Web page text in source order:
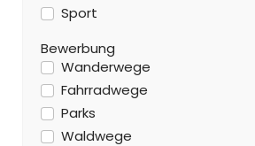
Sport
Bewerbung
Wanderwege
Fahrradwege
Parks
Waldwege